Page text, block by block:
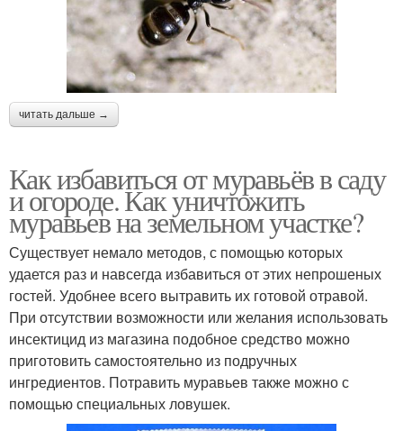
читать дальше →
Как избавиться от муравьёв в саду
и огороде. Как уничтожить
муравьев на земельном участке?
Существует немало методов, с помощью которых
удается раз и навсегда избавиться от этих непрошеных
гостей. Удобнее всего вытравить их готовой отравой.
При отсутствии возможности или желания использовать
инсектицид из магазина подобное средство можно
приготовить самостоятельно из подручных
ингредиентов. Потравить муравьев также можно с
помощью специальных ловушек.